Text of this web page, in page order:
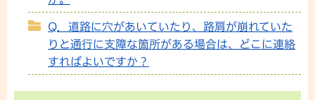
Q．道路に穴があいていたり、路肩が崩れていた
りと通行に支障な箇所がある場合は、どこに連絡
すればよいですか？